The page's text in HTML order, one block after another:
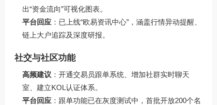
出“资金流向”可视化图表。
平台回应 ：已上线“欧易资讯中心”，涵盖行情异动提醒、
链上大户追踪及深度研报。
社交与社区功能
高频建议 ：开通交易员跟单系统、增加社群实时聊天
室、建立KOL认证体系。
平台回应 ：跟单功能已在灰度测试中，首批开放200个名